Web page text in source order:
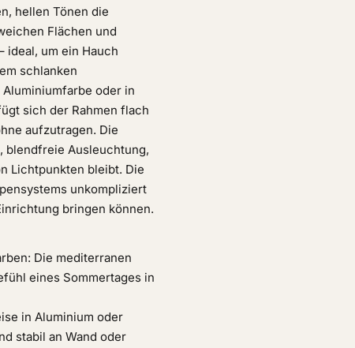
hellen Tönen die
Flächen und
ideal, um ein Hauch
schlanken
oder in
sich der Rahmen flach
aufzutragen. Die
blendfreie Ausleuchtung,
Lichtpunkten bleibt. Die
unkompliziert
bringen können.
Die mediterranen
eines Sommertages in
in Aluminium oder
stabil an Wand oder